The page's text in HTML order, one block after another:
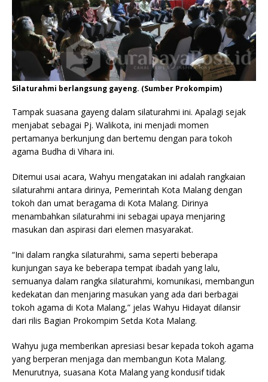
Silaturahmi berlangsung gayeng. (Sumber Prokompim)
Tampak suasana gayeng dalam silaturahmi ini. Apalagi sejak
menjabat sebagai Pj. Walikota, ini menjadi momen
pertamanya berkunjung dan bertemu dengan para tokoh
agama Budha di Vihara ini.
Ditemui usai acara, Wahyu mengatakan ini adalah rangkaian
silaturahmi antara dirinya, Pemerintah Kota Malang dengan
tokoh dan umat beragama di Kota Malang. Dirinya
menambahkan silaturahmi ini sebagai upaya menjaring
masukan dan aspirasi dari elemen masyarakat.
“Ini dalam rangka silaturahmi, sama seperti beberapa
kunjungan saya ke beberapa tempat ibadah yang lalu,
semuanya dalam rangka silaturahmi, komunikasi, membangun
kedekatan dan menjaring masukan yang ada dari berbagai
tokoh agama di Kota Malang,” jelas Wahyu Hidayat dilansir
dari rilis Bagian Prokompim Setda Kota Malang.
Wahyu juga memberikan apresiasi besar kepada tokoh agama
yang berperan menjaga dan membangun Kota Malang.
Menurutnya, suasana Kota Malang yang kondusif tidak